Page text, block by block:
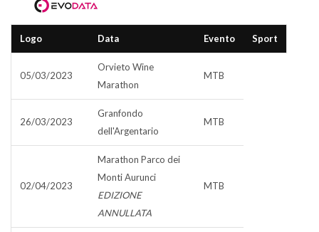
Logo Data Evento Sport
05/03/2023
Orvieto Wine
Marathon
MTB
26/03/2023
Granfondo
dell'Argentario
MTB
02/04/2023
Marathon Parco dei
Monti Aurunci
EDIZIONE
ANNULLATA
MTB